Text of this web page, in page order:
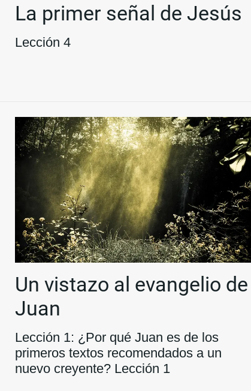
La primer señal de Jesús
Lección 4
Un vistazo al evangelio de
Juan
Lección 1: ¿Por qué Juan es de los
primeros textos recomendados a un
nuevo creyente? Lección 1